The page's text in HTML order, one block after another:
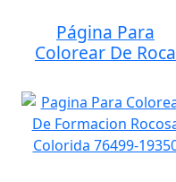
Página Para
Colorear De Roca